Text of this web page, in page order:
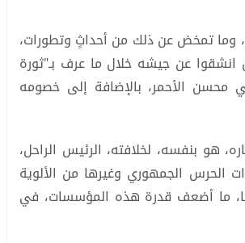
وما تمخض عن ذلك من أحداثٍ وتطورات،
انشقوا عن جيشه خلال ما عرف بـ"ثورة
محسن الأحمر، بالإضافة إلى خصومه
هو بنفسه، لخلافته، الرئيس الراحل،
الحرس الجمهوري وغيرها من الألوية
ما أضعف قدرة هذه المؤسسات، في